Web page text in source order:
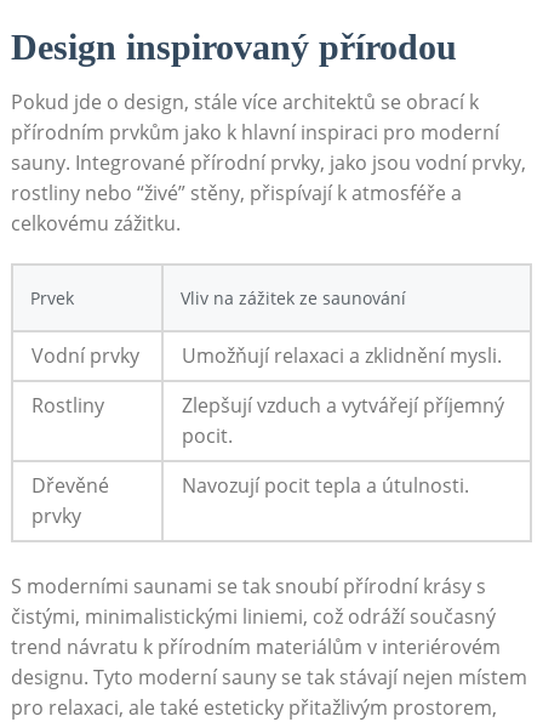
Design inspirovaný přírodou
Pokud jde ‍o design, stále více⁤ architektů se obrací k
přírodním prvkům jako k⁣ hlavní‍ inspiraci pro moderní
‍sauny. Integrované přírodní prvky, jako jsou vodní prvky,
rostliny nebo ‌“živé” stěny, přispívají k atmosféře a​
celkovému zážitku.
Prvek Vliv na zážitek ze ‍saunování
Vodní prvky
Umožňují relaxaci a zklidnění​ mysli.
Rostliny
Zlepšují ​vzduch a vytvářejí příjemný
pocit.
Dřevěné
prvky
Navozují pocit⁢ tepla ‌a útulnosti.
S moderními‍ saunami se tak snoubí přírodní krásy⁤ s ​
čistými, minimalistickými ⁤liniemi, což odráží současný
trend návratu ‍k přírodním⁣ materiálům v interiérovém
designu. ⁤Tyto moderní sauny se​ tak stávají nejen místem
pro relaxaci, ale také esteticky přitažlivým prostorem,